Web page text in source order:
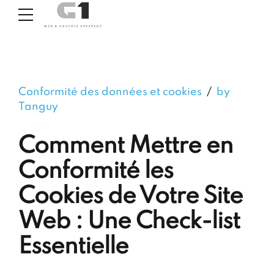
Conformité des données et cookies
by
Tanguy
Comment Mettre en
Conformité les
Cookies de Votre Site
Web : Une Check-list
Essentielle